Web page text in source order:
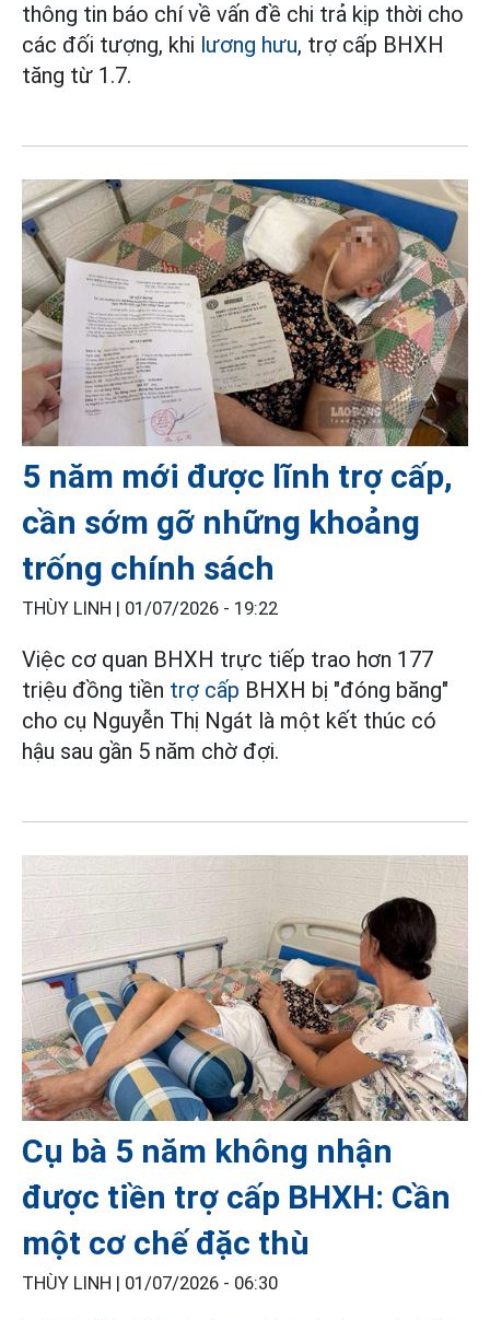
thông tin báo chí về vấn đề chi trả kịp thời cho
các đối tượng, khi lương hưu, trợ cấp BHXH
tăng từ 1.7.
5 năm mới được lĩnh trợ cấp,
cần sớm gỡ những khoảng
trống chính sách
THÙY LINH | 01/07/2026 - 19:22
Việc cơ quan BHXH trực tiếp trao hơn 177
triệu đồng tiền trợ cấp BHXH bị "đóng băng"
cho cụ Nguyễn Thị Ngát là một kết thúc có
hậu sau gần 5 năm chờ đợi.
Cụ bà 5 năm không nhận
được tiền trợ cấp BHXH: Cần
một cơ chế đặc thù
THÙY LINH | 01/07/2026 - 06:30